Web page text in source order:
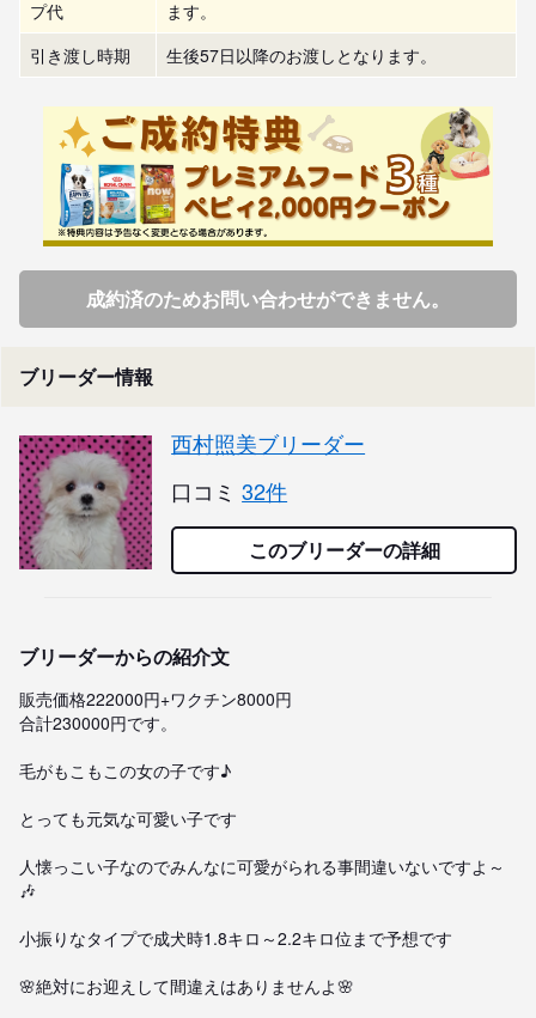
プ代
ます。
引き渡し時期
生後57日以降のお渡しとなります。
成約済のためお問い合わせができません。
ブリーダー情報
西村照美ブリーダー
口コミ 32件
このブリーダーの詳細
ブリーダーからの紹介文
販売価格222000円+ワクチン8000円
合計230000円です。
毛がもこもこの女の子です♪
とっても元気な可愛い子です
人懐っこい子なのでみんなに可愛がられる事間違いないですよ～
🎶
小振りなタイプで成犬時1.8キロ～2.2キロ位まで予想です
🌸絶対にお迎えして間違えはありませんよ🌸